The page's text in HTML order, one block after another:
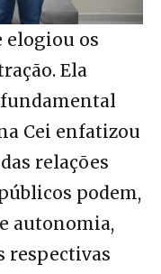
elogiou os
Ela
Cei enfatizou
relações
podem,
autonomia,
respectivas